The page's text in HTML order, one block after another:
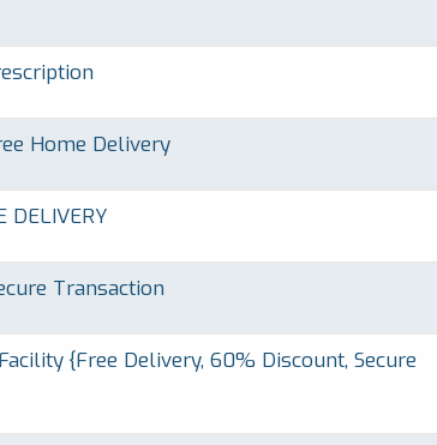
Home Delivery
DELIVERY
Transaction
{Free Delivery, 60% Discount, Secure